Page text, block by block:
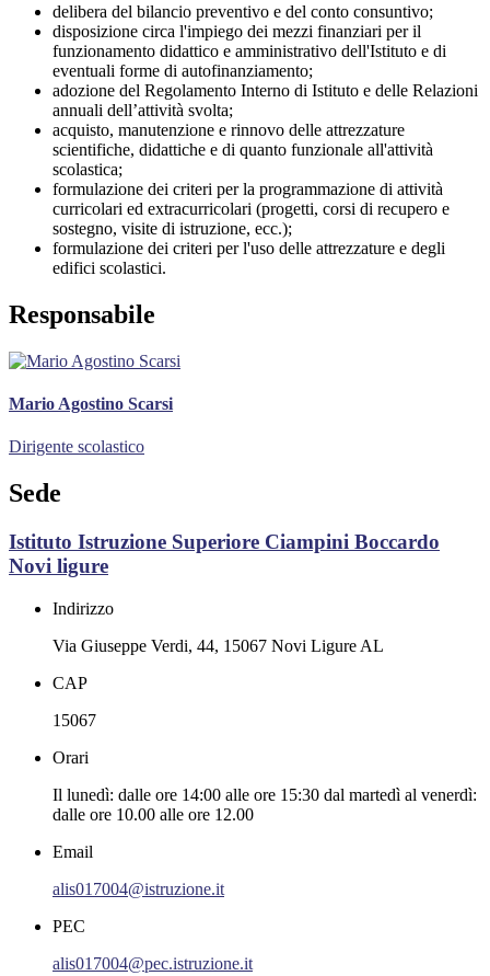
delibera del bilancio preventivo e del conto consuntivo;
disposizione circa l'impiego dei mezzi finanziari per il
funzionamento didattico e amministrativo dell'Istituto e di
eventuali forme di autofinanziamento;
adozione del Regolamento Interno di Istituto e delle Relazioni
annuali dell’attività svolta;
acquisto, manutenzione e rinnovo delle attrezzature
scientifiche, didattiche e di quanto funzionale all'attività
scolastica;
formulazione dei criteri per la programmazione di attività
curricolari ed extracurricolari (progetti, corsi di recupero e
sostegno, visite di istruzione, ecc.);
formulazione dei criteri per l'uso delle attrezzature e degli
edifici scolastici.
Responsabile
Mario Agostino Scarsi
Dirigente scolastico
Sede
Istituto Istruzione Superiore Ciampini Boccardo
Novi ligure
Indirizzo
Via Giuseppe Verdi, 44, 15067 Novi Ligure AL
CAP
15067
Orari
Il lunedì: dalle ore 14:00 alle ore 15:30 dal martedì al venerdì:
dalle ore 10.00 alle ore 12.00
Email
alis017004@istruzione.it
PEC
alis017004@pec.istruzione.it